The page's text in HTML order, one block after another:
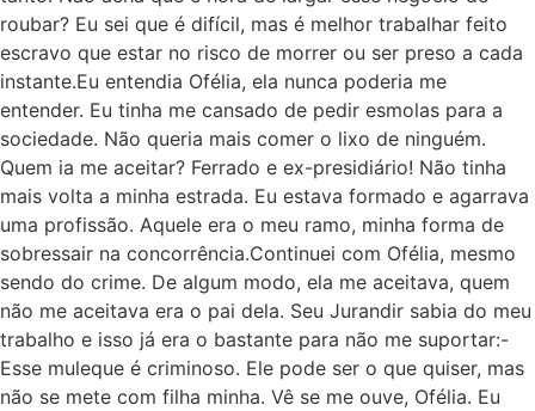
roubar? Eu sei que é difícil, mas é melhor trabalhar feito
escravo que estar no risco de morrer ou ser preso a cada
instante.Eu entendia Ofélia, ela nunca poderia me
entender. Eu tinha me cansado de pedir esmolas para a
sociedade. Não queria mais comer o lixo de ninguém.
Quem ia me aceitar? Ferrado e ex-presidiário! Não tinha
mais volta a minha estrada. Eu estava formado e agarrava
uma profissão. Aquele era o meu ramo, minha forma de
sobressair na concorrência.Continuei com Ofélia, mesmo
sendo do crime. De algum modo, ela me aceitava, quem
não me aceitava era o pai dela. Seu Jurandir sabia do meu
trabalho e isso já era o bastante para não me suportar:-
Esse muleque é criminoso. Ele pode ser o que quiser, mas
não se mete com filha minha. Vê se me ouve, Ofélia. Eu